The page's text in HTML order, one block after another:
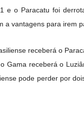
e o Paracatu foi
a vantagens para irem
receberá o
Gama receberá o
pode perder por